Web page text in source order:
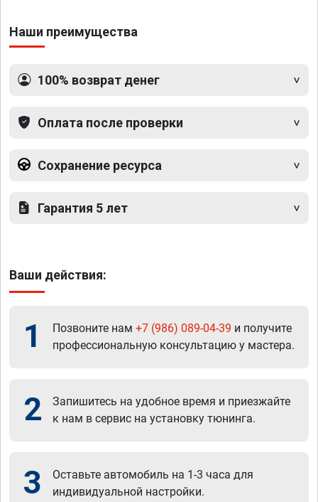
Наши преимущества
100% возврат денег
Оплата после проверки
Сохранение ресурса
Гарантия 5 лет
Ваши действия:
1 Позвоните нам +7 (986) 089-04-39 и получите
профессиональную консультацию у мастера.
2
Запишитесь на удобное время и приезжайте
к нам в сервис на установку тюнинга.
3
Оставьте автомобиль на 1-3 часа для
индивидуальной настройки.